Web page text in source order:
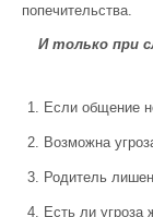
попечительства.
И только при
Если общение
Возможна
Родитель
Есть ли угроза